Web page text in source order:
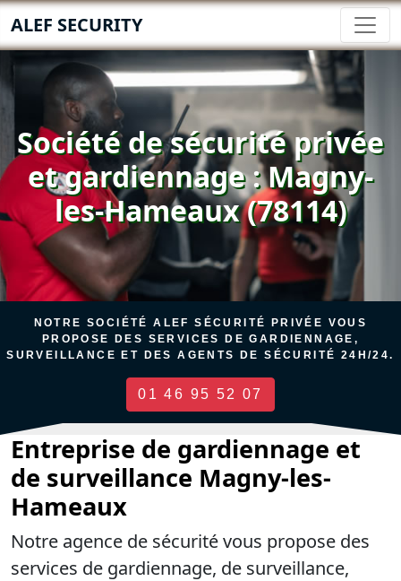
ALEF SECURITY
Société de sécurité privée
et gardiennage : Magny-
les-Hameaux (78114)
NOTRE SOCIÉTÉ ALEF SÉCURITÉ PRIVÉE VOUS
PROPOSE DES SERVICES DE GARDIENNAGE,
SURVEILLANCE ET DES AGENTS DE SÉCURITÉ 24H/24.
01 46 95 52 07
Entreprise de gardiennage et
de surveillance Magny-les-
Hameaux
Notre agence de sécurité vous propose des
services de gardiennage, de surveillance,